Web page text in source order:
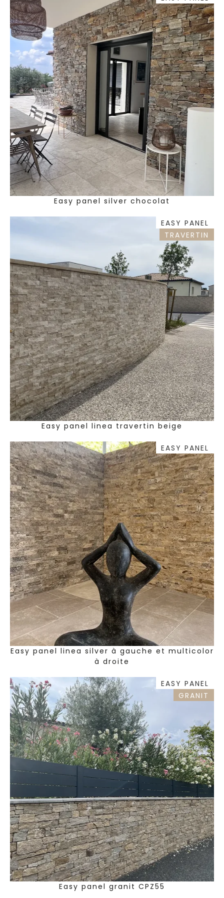
Easy panel silver chocolat
Easy panel linea travertin beige
EASY PANEL
TRAVERTIN
Easy panel linea silver à gauche et multicolor
à droite
EASY PANEL
Easy panel granit CPZ55
EASY PANEL
GRANIT